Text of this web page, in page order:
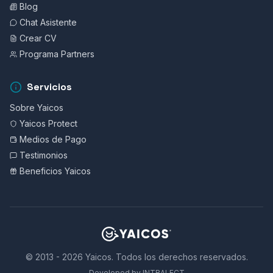
Blog
Chat Asistente
Crear CV
Programa Partners
Servicios
Sobre Yaicos
Yaicos Protect
Medios de Pago
Testimonios
Beneficios Yaicos
© 2013 - 2026 Yaicos. Todos los derechos reservados.